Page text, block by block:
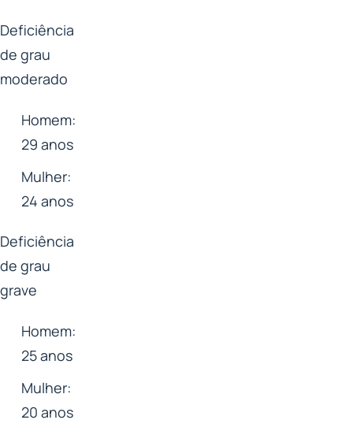
Deficiência
de grau
moderado
Homem:
29 anos
Mulher:
24 anos
Deficiência
de grau
grave
Homem:
25 anos
Mulher:
20 anos